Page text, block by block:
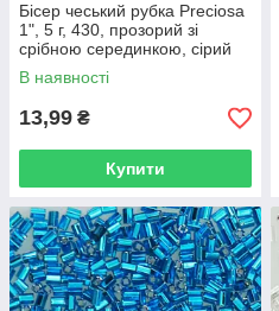
Бісер чеський рубка Preciosa
1", 5 г, 430, прозорий зі
срібною серединкою, сірий
В наявності
13,99 ₴
Купити